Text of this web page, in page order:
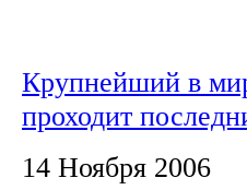
Крупнейший в
проходит
14 Ноября 2006